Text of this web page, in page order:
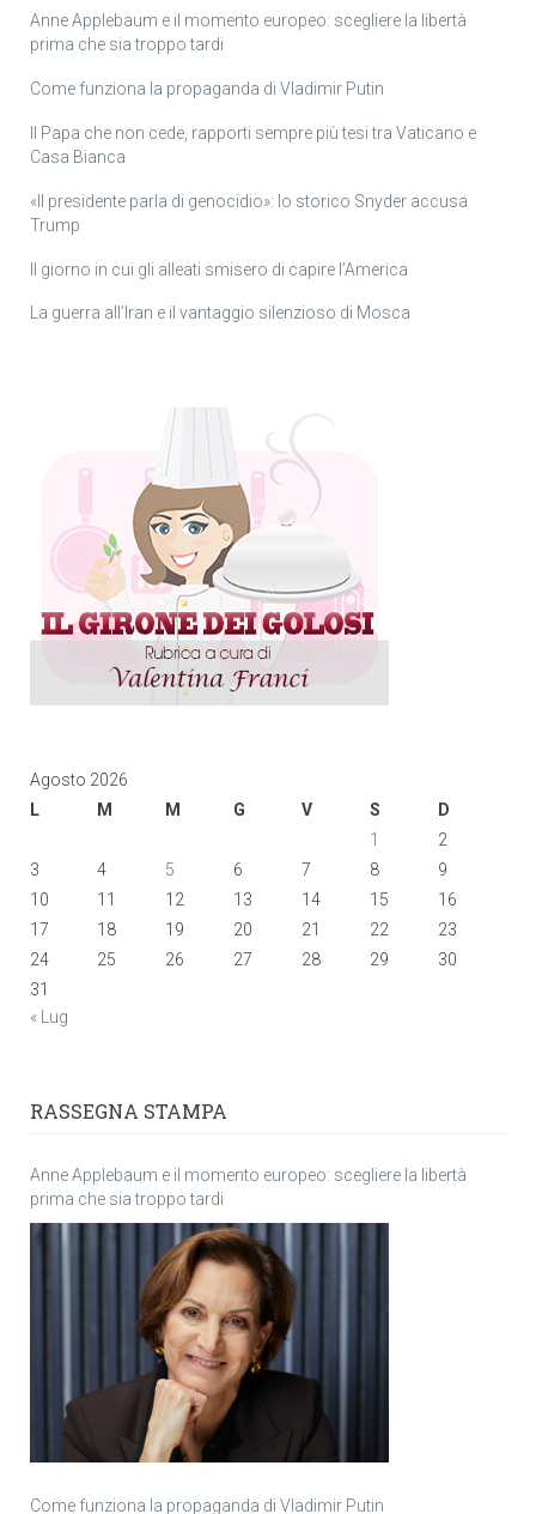
Anne Applebaum e il momento europeo: scegliere la libertà
prima che sia troppo tardi
Come funziona la propaganda di Vladimir Putin
Il Papa che non cede, rapporti sempre più tesi tra Vaticano e
Casa Bianca
«Il presidente parla di genocidio»: lo storico Snyder accusa
Trump
Il giorno in cui gli alleati smisero di capire l’America
La guerra all’Iran e il vantaggio silenzioso di Mosca
Agosto 2026
L
M M G V S
D
1
2
3
4 5 6 7 8
9
10
11 12 13 14 15
16
17
18 19 20 21 22
23
24
25 26 27 28 29
30
31
« Lug
RASSEGNA STAMPA
Anne Applebaum e il momento europeo: scegliere la libertà
prima che sia troppo tardi
Come funziona la propaganda di Vladimir Putin